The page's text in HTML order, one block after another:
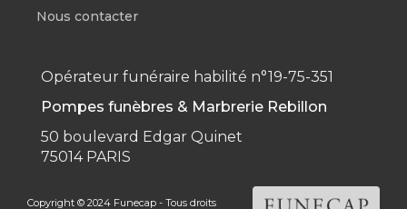
Nous contacter
Opérateur funéraire habilité n°19-75-351
Pompes funèbres & Marbrerie Rebillon
50 boulevard Edgar Quinet
75014 PARIS
Copyright © 2024 Funecap - Tous droits